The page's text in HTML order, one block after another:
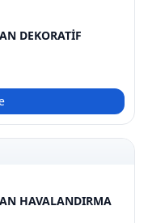
DEKORATİF
HAVALANDIRMA